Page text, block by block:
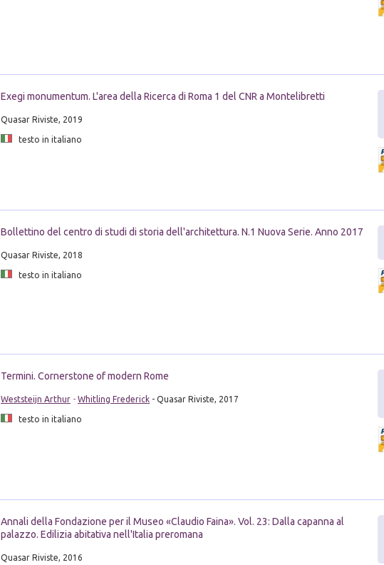
Exegi monumentum. L'area della Ricerca di Roma 1 del CNR a Montelibretti
Quasar Riviste, 2019
testo in italiano
Bollettino del centro di studi di storia dell'architettura. N.1 Nuova Serie. Anno 2017
Quasar Riviste, 2018
testo in italiano
Termini. Cornerstone of modern Rome
Weststeijn Arthur- Whitling Frederick- Quasar Riviste, 2017
testo in italiano
Annali della Fondazione per il Museo «Claudio Faina». Vol. 23: Dalla capanna al
palazzo. Edilizia abitativa nell'Italia preromana
Quasar Riviste, 2016